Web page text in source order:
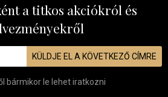
a titkos akciókról és
KÜLDJE EL A KÖVETKEZŐ CÍMRE
bármikor le lehet iratkozni